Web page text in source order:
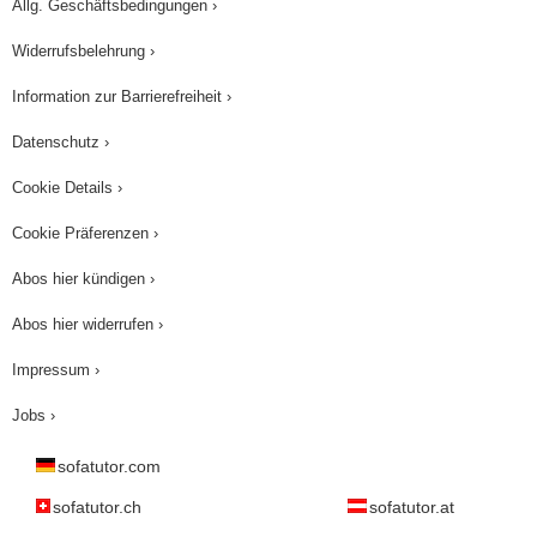
noch etwas warten müssen.
Allg. Geschäftsbedingungen ›
Widerrufsbelehrung ›
Information zur Barrierefreiheit ›
Datenschutz ›
Cookie Details ›
Cookie Präferenzen ›
Abos hier kündigen ›
Abos hier widerrufen ›
Impressum ›
Jobs ›
sofatutor.com
sofatutor.ch sofatutor.at